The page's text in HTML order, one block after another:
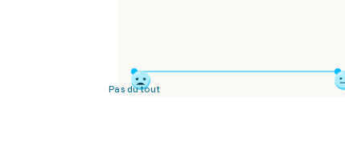
Pas du tout